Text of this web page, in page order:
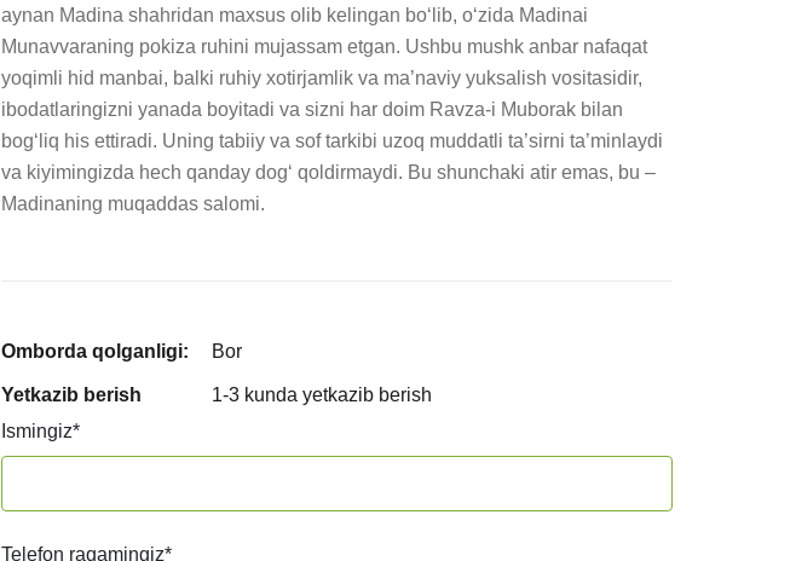
aynan Madina shahridan maxsus olib kelingan bo‘lib, o‘zida Madinai
Munavvaraning pokiza ruhini mujassam etgan. Ushbu mushk anbar nafaqat
yoqimli hid manbai, balki ruhiy xotirjamlik va ma’naviy yuksalish vositasidir,
ibodatlaringizni yanada boyitadi va sizni har doim Ravza-i Muborak bilan
bog‘liq his ettiradi. Uning tabiiy va sof tarkibi uzoq muddatli ta’sirni ta’minlaydi
va kiyimingizda hech qanday dog‘ qoldirmaydi. Bu shunchaki atir emas, bu –
Madinaning muqaddas salomi.
Omborda qolganligi: Bor
Yetkazib berish
1-3 kunda yetkazib berish
Ismingiz*
Telefon raqamingiz*